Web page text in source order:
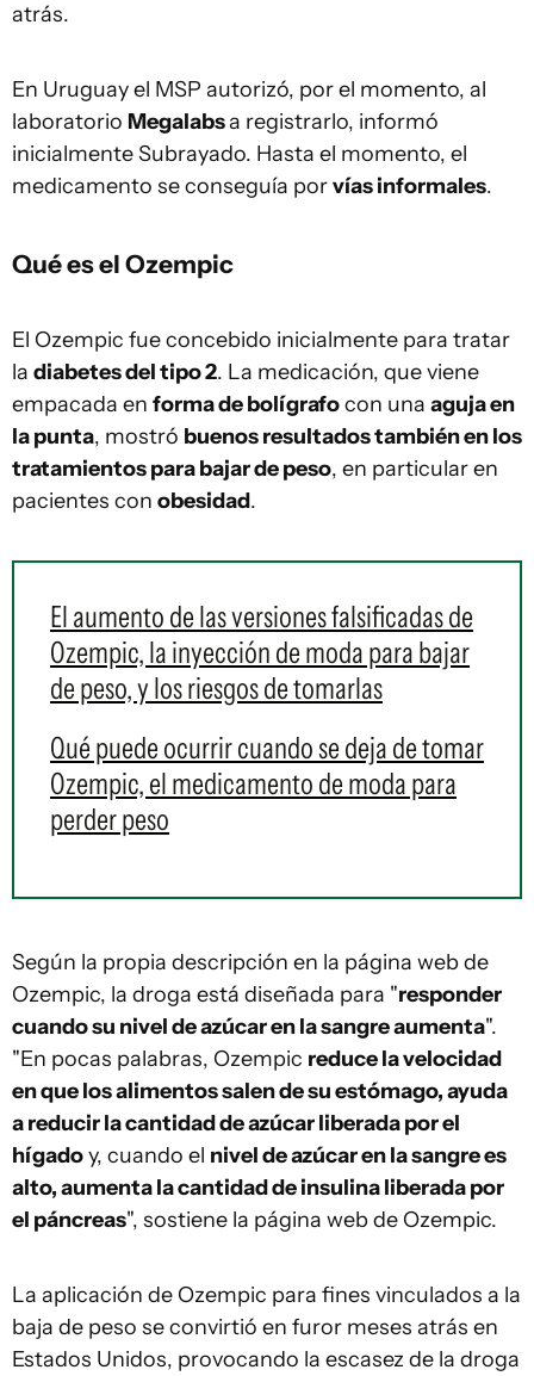
atrás.
En Uruguay el MSP autorizó, por el momento, al
laboratorio Megalabsa registrarlo, informó
inicialmente Subrayado. Hasta el momento, el
medicamento se conseguía porvías informales.
Qué es el Ozempic
El Ozempic fue concebido inicialmente para tratar
la diabetes del tipo 2. La medicación, que viene
empacada en forma de bolígrafocon una aguja en
la punta, mostró buenos resultados también en los
tratamientos para bajar de peso, en particular en
pacientes con obesidad.
El aumento de las versiones falsificadas de
Ozempic, la inyección de moda para bajar
de peso, y los riesgos de tomarlas
Qué puede ocurrir cuando se deja de tomar
Ozempic, el medicamento de moda para
perder peso
Según la propia descripción en la página web de
Ozempic, la droga está diseñada para "responder
cuando su nivel de azúcar en la sangre aumenta".
"En pocas palabras, Ozempic reduce la velocidad
en que los alimentos salen de su estómago, ayuda
a reducir la cantidad de azúcar liberada por el
hígadoy, cuando el nivel de azúcar en la sangre es
alto, aumenta la cantidad de insulina liberada por
el páncreas", sostiene la página web de Ozempic.
La aplicación de Ozempic para fines vinculados a la
baja de peso se convirtió en furor meses atrás en
Estados Unidos, provocando la escasez de la droga